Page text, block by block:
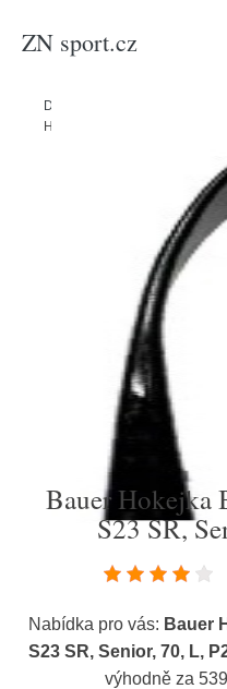
ZN sport.cz
Domů
Hokejka Bauer Vapor League
Bauer Hokejka
S23 SR,
Nabídka pro vás: Bauer
S23 SR, Senior, 70, L,
výhodně za